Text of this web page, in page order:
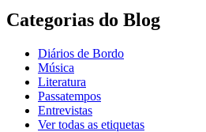
Categorias do Blog
Diários de Bordo
Música
Literatura
Passatempos
Entrevistas
Ver todas as etiquetas